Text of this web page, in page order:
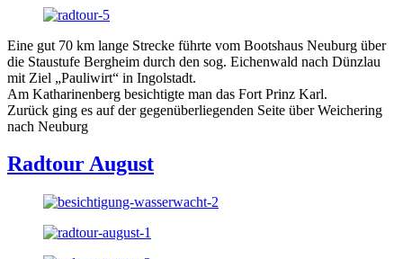
Eine gut 70 km lange Strecke führte vom Bootshaus Neuburg über
die Staustufe Bergheim durch den sog. Eichenwald nach Dünzlau
mit Ziel „Pauliwirt“ in Ingolstadt.
Am Katharinenberg besichtigte man das Fort Prinz Karl.
Zurück ging es auf der gegenüberliegenden Seite über Weichering
nach Neuburg
Radtour August